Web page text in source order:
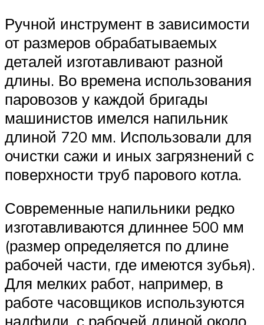
Ручной инструмент в зависимости
от размеров обрабатываемых
деталей изготавливают разной
длины. Во времена использования
паровозов у каждой бригады
машинистов имелся напильник
длиной 720 мм. Использовали для
очистки сажи и иных загрязнений с
поверхности труб парового котла.
Современные напильники редко
изготавливаются длиннее 500 мм
(размер определяется по длине
рабочей части, где имеются зубья).
Для мелких работ, например, в
работе часовщиков используются
надфили, с рабочей длиной около